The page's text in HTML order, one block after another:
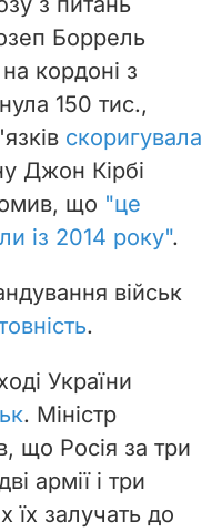
Боррель
кордоні з
150 тис.,
скоригувала
Джон Кірбі
що "це
із 2014 року".
військ
.
України
. Міністр
що Росія за три
армії і три
їх залучать до